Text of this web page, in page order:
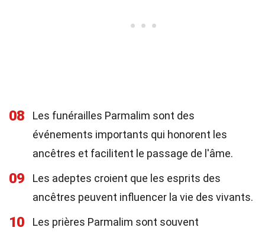
08
Les funérailles Parmalim sont des
événements importants qui honorent les
ancêtres et facilitent le passage de l'âme.
09
Les adeptes croient que les esprits des
ancêtres peuvent influencer la vie des vivants.
10
Les prières Parmalim sont souvent